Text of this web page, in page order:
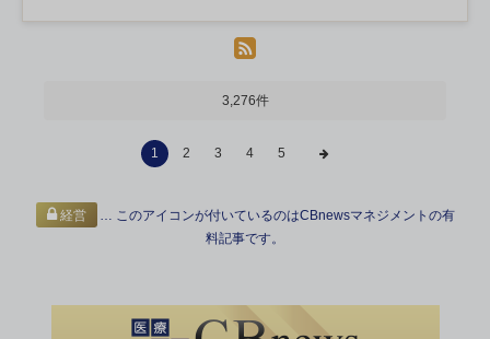
3,276件
1 2 3 4 5
経営
… このアイコンが付いているのはCBnewsマネジメントの有
料記事です。